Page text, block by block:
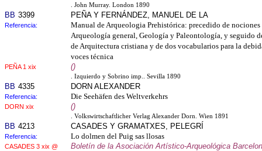
. John Murray. London 1890
BB 3399 PEÑA Y FERNÁNDEZ, MANUEL DE LA
Referencia:
Manual de Arqueologia Prehistórica: precedido de
Arqueología general, Geología y Paleontología, y seguido
de Arquitectura cristiana y de dos vocabularios para la
voces técnica
PEÑA 1 xix ()
. Izquierdo y Sobrino imp.. Sevilla 1890
BB 4335 DORN ALEXANDER
Referencia: Die Seehäfen des Weltverkehrs
DORN xix ()
. Volkswirtschaftlicher Verlag Alexander Dorn. Wien 1891
BB 4213 CASADES Y GRAMATXES, PELEGRÍ
Referencia: Lo dolmen del Puig sas llosas
CASADES 3 xix @ Boletín de la Asociación Artístico-Arqueológica